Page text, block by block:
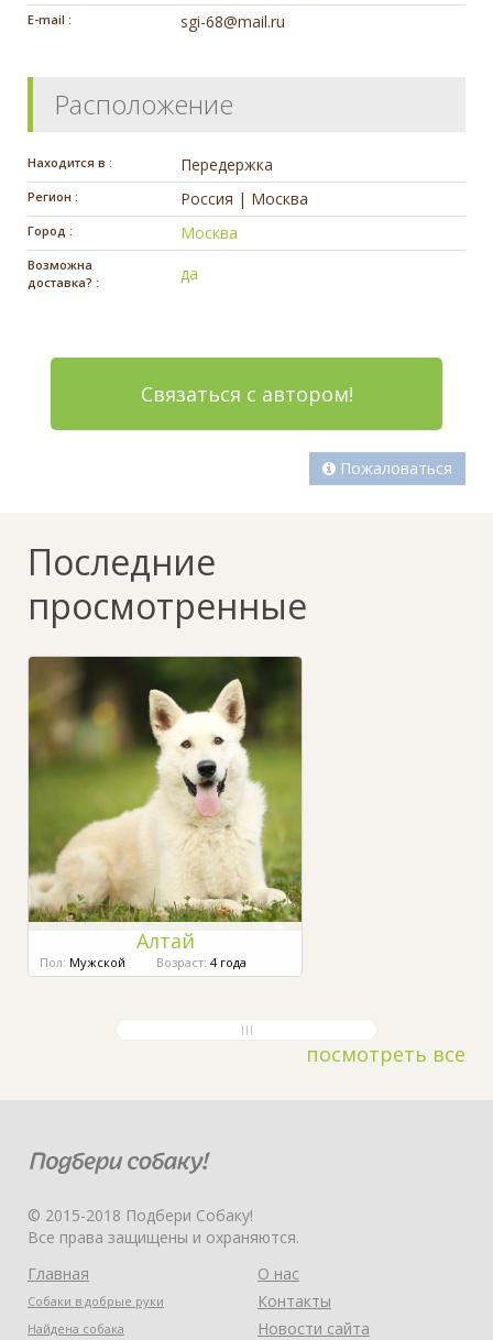
E-mail : sgi-68@mail.ru
Расположение
Находится в : Передержка
Регион : Россия | Москва
Город : Москва
Возможна
доставка? :
да
Связаться с автором!
Пожаловаться
Последние
просмотренные
Алтай
Пол: Мужской Возраст: 4 года
посмотреть все
© 2015-2018 Подбери Собаку!
Все права защищены и охраняются.
Главная
Собаки в добрые руки
Найдена собака
О нас
Контакты
Новости сайта